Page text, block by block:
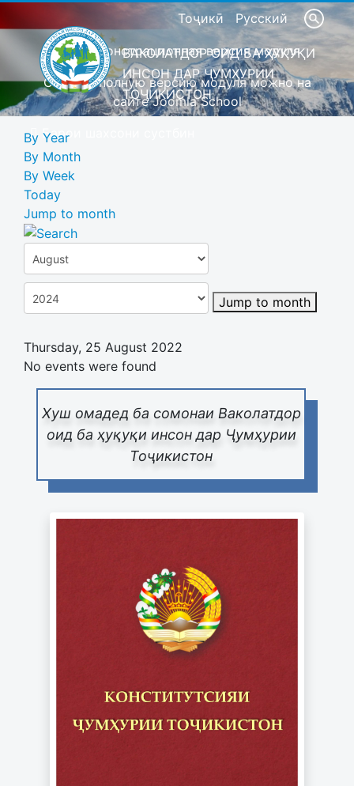
Тоҷикӣ Русский
Это демонстрационная версия модуля
Скачать полную версию модуля можно на
сайте Joomla School
Барои шахсони сустбин
ВАКОЛАТДОР ОИД БА ҲУҚУҚИ
ИНСОН ДАР ҶУМҲУРИИ
ТОҶИКИСТОН
Хуш омадед ба сомонаи Ваколатдор
оид ба ҳуқуқи инсон дар Ҷумҳурии
Тоҷикистон
By Year
By Month
By Week
Today
Jump to month
Jump to month
Thursday, 25 August 2022
No events were found